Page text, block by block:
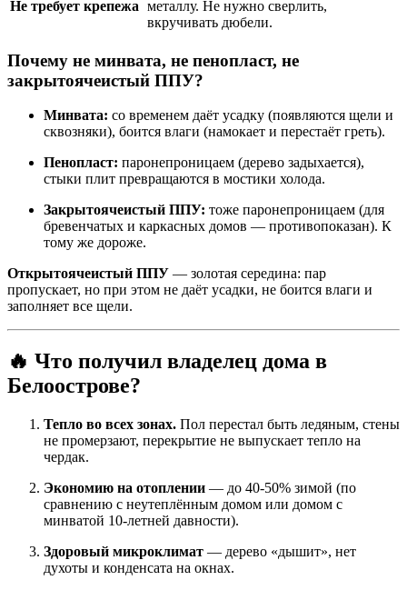
Не требует крепежа металлу. Не нужно сверлить,
вкручивать дюбели.
Почему не минвата, не пенопласт, не
закрытоячеистый ППУ?
Минвата: со временем даёт усадку (появляются щели и
сквозняки), боится влаги (намокает и перестаёт греть).
Пенопласт: паронепроницаем (дерево задыхается),
стыки плит превращаются в мостики холода.
Закрытоячеистый ППУ: тоже паронепроницаем (для
бревенчатых и каркасных домов — противопоказан). К
тому же дороже.
Открытоячеистый ППУ — золотая середина: пар
пропускает, но при этом не даёт усадки, не боится влаги и
заполняет все щели.
🔥 Что получил владелец дома в
Белоострове?
Тепло во всех зонах. Пол перестал быть ледяным, стены
не промерзают, перекрытие не выпускает тепло на
чердак.
Экономию на отоплении — до 40-50% зимой (по
сравнению с неутеплённым домом или домом с
минватой 10-летней давности).
Здоровый микроклимат — дерево «дышит», нет
духоты и конденсата на окнах.